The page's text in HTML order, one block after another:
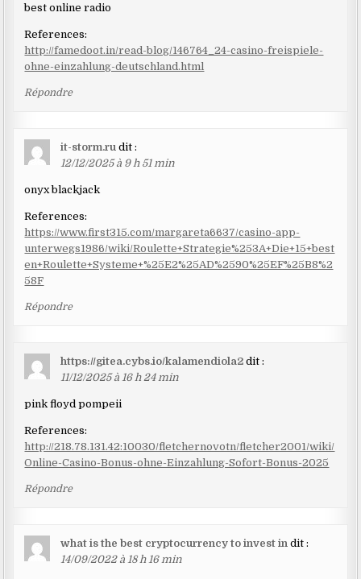
best online radio
References:
http://famedoot.in/read-blog/146764_24-casino-freispiele-
ohne-einzahlung-deutschland.html
Répondre
it-storm.ru dit :
12/12/2025 à 9 h 51 min
onyx blackjack
References:
https://www.first315.com/margareta6637/casino-app-
unterwegs1986/wiki/Roulette+Strategie%253A+Die+15+best
en+Roulette+Systeme+%25E2%25AD%2590%25EF%25B8%2
58F
Répondre
https://gitea.cybs.io/kalamendiola2 dit :
11/12/2025 à 16 h 24 min
pink floyd pompeii
References:
http://218.78.131.42:10030/fletchernovotn/fletcher2001/wiki/
Online-Casino-Bonus-ohne-Einzahlung-Sofort-Bonus-2025
Répondre
what is the best cryptocurrency to invest in dit :
14/09/2022 à 18 h 16 min